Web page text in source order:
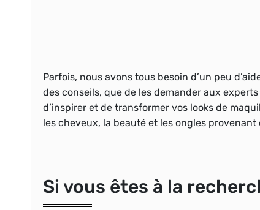
Parfois, nous avons tous besoin d’un peu
des conseils, que de les demander aux
d’inspirer et de transformer vos looks de
les cheveux, la beauté et les ongles
Si vous êtes à la